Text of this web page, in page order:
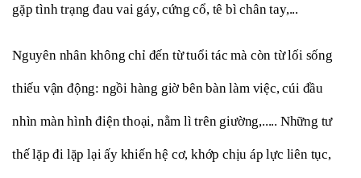
gặp tình trạng đau vai gáy, cứng cổ, tê bì chân tay,...
Nguyên nhân không chỉ đến từ tuổi tác mà còn từ lối sống
thiếu vận động: ngồi hàng giờ bên bàn làm việc, cúi đầu
nhìn màn hình điện thoại, nằm lì trên giường,..... Những tư
thế lặp đi lặp lại ấy khiến hệ cơ, khớp chịu áp lực liên tục,